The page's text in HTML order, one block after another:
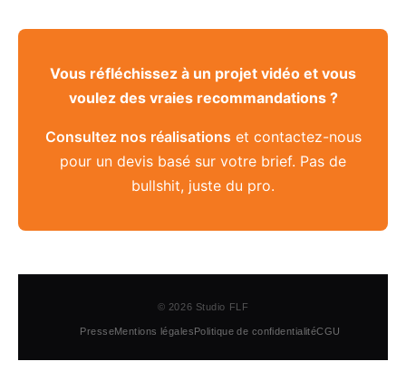
Vous réfléchissez à un projet vidéo et vous
voulez des vraies recommandations ?
Consultez nos réalisations et contactez-nous
pour un devis basé sur votre brief. Pas de
bullshit, juste du pro.
© 2026 Studio FLF
PresseMentions légalesPolitique de confidentialitéCGU